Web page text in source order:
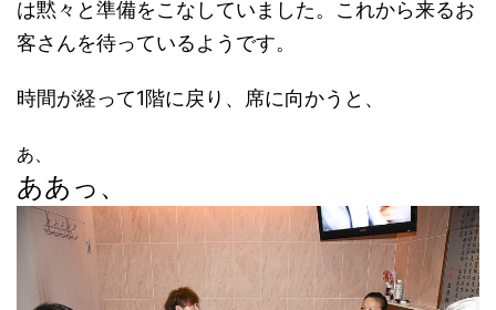
は黙々と準備をこなしていました。これから来るお
客さんを待っているようです。
時間が経って1階に戻り、席に向かうと、
あ、
ああっ、